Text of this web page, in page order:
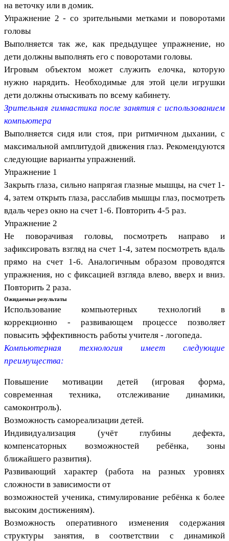
на веточку или в домик.
Упражнение 2 - со зрительными метками и поворотами
головы
Выполняется так же, как предыдущее упражнение, но
дети должны выполнять его с поворотами головы.
Игровым объектом может служить елочка, которую
нужно нарядить. Необходимые для этой цели игрушки
дети должны отыскивать по всему кабинету.
Зрительная гимнастика после занятия с использованием
компьютера
Выполняется сидя или стоя, при ритмичном дыхании, с
максимальной амплитудой движения глаз. Рекомендуются
следующие варианты упражнений.
Упражнение 1
Закрыть глаза, сильно напрягая глазные мышцы, на счет 1-
4, затем открыть глаза, расслабив мышцы глаз, посмотреть
вдаль через окно на счет 1-6. Повторить 4-5 раз.
Упражнение 2
Не поворачивая головы, посмотреть направо и
зафиксировать взгляд на счет 1-4, затем посмотреть вдаль
прямо на счет 1-6. Аналогичным образом проводятся
упражнения, но с фиксацией взгляда влево, вверх и вниз.
Повторить 2 раза.
Ожидаемые результаты
Использование компьютерных технологий в
коррекционно - развивающем процессе позволяет
повысить эффективность работы учителя - логопеда.
Компьютерная технология имеет следующие
преимущества:
Повышение мотивации детей (игровая форма,
современная техника, отслеживание динамики,
самоконтроль).
Возможность самореализации детей.
Индивидуализация (учёт глубины дефекта,
компенсаторных возможностей ребёнка, зоны
ближайшего развития).
Развивающий характер (работа на разных уровнях
сложности в зависимости от
возможностей ученика, стимулирование ребёнка к более
высоким достижениям).
Возможность оперативного изменения содержания
структуры занятия, в соответствии с динамикой